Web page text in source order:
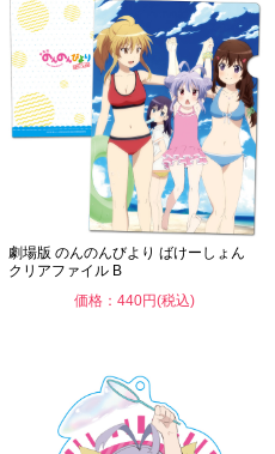
劇場版 のんのんびより ばけーしょん
クリアファイル B
価格：440円(税込)